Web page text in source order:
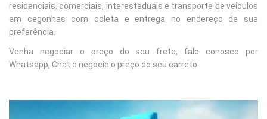
residenciais, comerciais, interestaduais e transporte de veículos
em cegonhas com coleta e entrega no endereço de sua
preferência.
Venha negociar o preço do seu frete, fale conosco por
Whatsapp, Chat e negocie o preço do seu carreto.